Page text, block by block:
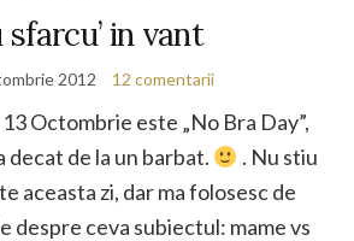
sfarcu’ in vant
2012 12 comentarii
Octombrie este „No Bra Day”,
decat de la un barbat.
. Nu stiu
aceasta zi, dar ma folosesc de
despre ceva subiectul: mame vs